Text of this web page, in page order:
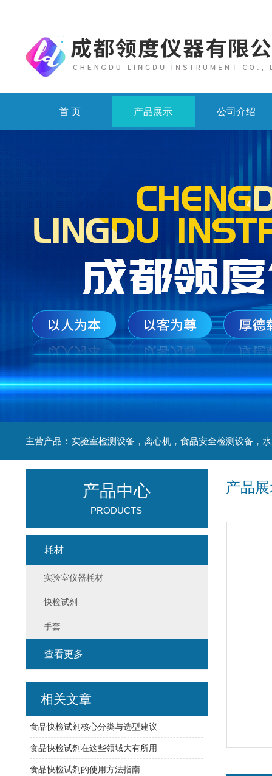
首 页 产品展示 公司介绍
产品
产品中心
PRODUCTS
耗材
实验室仪器耗材
快检试剂
手套
查看更多
相关文章
食品快检试剂核心分类与选型建议
食品快检试剂在这些领域大有所用
食品快检试剂的使用方法指南